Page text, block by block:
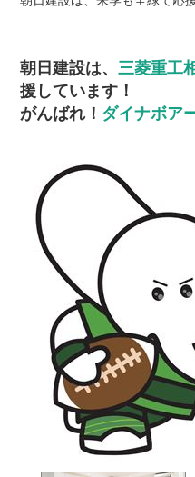
朝日建設は、 三菱重工
援しています！
がんばれ！ ダイナボア